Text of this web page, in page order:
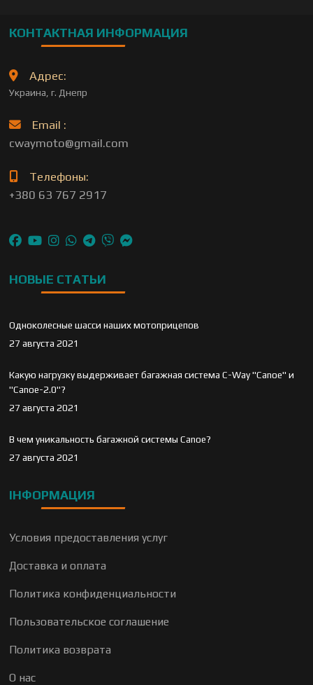
КОНТАКТНАЯ ИНФОРМАЦИЯ
Адрес:
Украина, г. Днепр
Email :
cwaymoto@gmail.com
Телефоны:
+380 63 767 2917
НОВЫЕ СТАТЬИ
Одноколесные шасси наших мотоприцепов
27 августа 2021
Какую нагрузку выдерживает багажная система C-Way "Canoe" и
"Canoe-2.0"?
27 августа 2021
В чем уникальность багажной системы Canoe?
27 августа 2021
ІНФОРМАЦИЯ
Условия предоставления услуг
Доставка и оплата
Политика конфиденциальности
Пользовательское соглашение
Политика возврата
О нас